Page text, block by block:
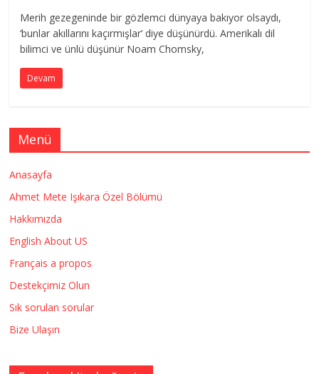
Merih gezegeninde bir gözlemci dünyaya bakıyor olsaydı,
‘bunlar akıllarını kaçırmışlar’ diye düşünürdü. Amerikalı dil
bilimci ve ünlü düşünür Noam Chomsky,
Devam
Menü
Anasayfa
Ahmet Mete Işıkara Özel Bölümü
Hakkımızda
English About US
Français a propos
Destekçimiz Olun
Sık sorulan sorular
Bize Ulaşın